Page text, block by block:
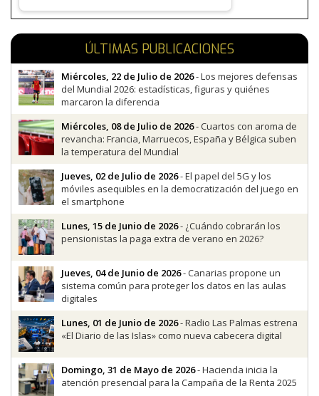
ÚLTIMAS PUBLICACIONES
Miércoles, 22 de Julio de 2026- Los mejores defensas
del Mundial 2026: estadísticas, figuras y quiénes
marcaron la diferencia
Miércoles, 08 de Julio de 2026- Cuartos con aroma de
revancha: Francia, Marruecos, España y Bélgica suben
la temperatura del Mundial
Jueves, 02 de Julio de 2026- El papel del 5G y los
móviles asequibles en la democratización del juego en
el smartphone
Lunes, 15 de Junio de 2026- ¿Cuándo cobrarán los
pensionistas la paga extra de verano en 2026?
Jueves, 04 de Junio de 2026- Canarias propone un
sistema común para proteger los datos en las aulas
digitales
Lunes, 01 de Junio de 2026- Radio Las Palmas estrena
«El Diario de las Islas» como nueva cabecera digital
Domingo, 31 de Mayo de 2026- Hacienda inicia la
atención presencial para la Campaña de la Renta 2025